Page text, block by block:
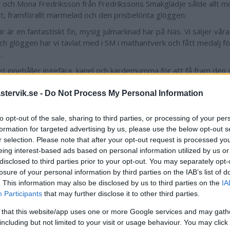
- Do Not Process My Personal Information
opt-out of the sale, sharing to third parties, or processing of your
for targeted advertising by us, please use the below opt-out
selection. Please note that after your opt-out request is processed
interest-based ads based on personal information utilized by us
to third parties prior to your opt-out. You may separately
of your personal information by third parties on the IAB’s list of
This information may also be disclosed by us to third parties on the
Participants that may further disclose it to other third parties.
that this website/app uses one or more Google services and may
but not limited to your visit or usage behaviour. You may
och Mona Fredriksson från Fredrikssons Smakglädje sålde allt
framförallt marmelad och den prisbelönta glöggen:
är en fantastiskt fin, mysig julmarknad här på Näs. Vi säljer
glöggen har vi tävlat med i SM i mathantverk och fått medalj
innehåller ingefära, kanel och kardemumma för att få fram den
produktionen brukar utgå från en smakidé som sedan
det idéer från kundkretsen. Christer berättar att man
Paret har dykt uppmånga år på Näs och Mona räknar:
ganska många år. Sju, åtta år kanske.
en av de mest genuina julmarknader vi är på och det finns
och mathantverk. Hela miljön här är fantastisk, avlsutar
Beställningsjobb året runt
Elin Gonzales har även hon utbildat sig vid